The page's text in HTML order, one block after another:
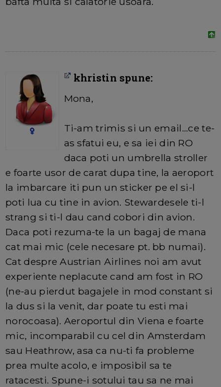
khristin spune:
Mona,
Ti-am trimis si un email...ce te-
as sfatui eu, e sa iei din RO
daca poti un umbrella stroller
e foarte usor de carat dupa tine, la aeroport
la imbarcare iti pun un sticker pe el si-l
poti lua cu tine in avion. Stewardesele ti-l
strang si ti-l dau cand cobori din avion.
Daca poti rezuma-te la un bagaj de mana
cat mai mic (cele necesare pt. bb numai).
Cat despre Austrian Airlines noi am avut
experiente neplacute cand am fost in RO
(ne-au pierdut bagajele in mod constant si
la dus si la venit, dar poate tu esti mai
norocoasa). Aeroportul din Viena e foarte
mic, incomparabil cu cel din Amsterdam
sau Heathrow, asa ca nu-ti fa probleme
prea multe acolo, e imposibil sa te
ratacesti. Spune-i sotului tau sa ne mai